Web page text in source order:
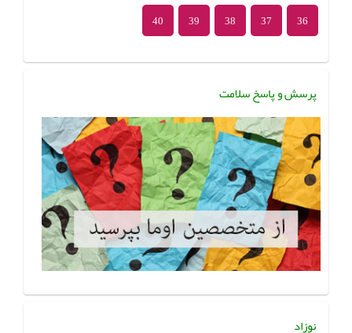
36
37
38
39
40
پرسش و پاسخ سلامت
نوزاد